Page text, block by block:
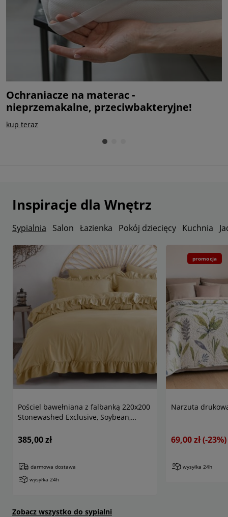
Ochraniacze na materac -
nieprzemakalne, przeciwbakteryjne!
kup teraz
Inspiracje dla Wnętrz
Sypialnia Salon Łazienka Pokój dziecięcy Kuchnia
Pościel bawełniana z falbanką 220x200
Stonewashed Exclusive, Soybean,
385,00 zł
darmowa dostawa
wysyłka 24h
Narzuta
69,00 zł(-23%)
promocja
wysyłka 24h
Zobacz wszystko do sypialni